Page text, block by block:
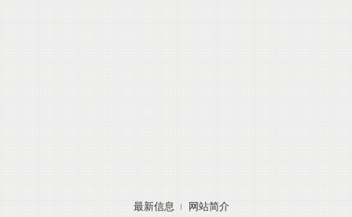
最新信息 网站简介